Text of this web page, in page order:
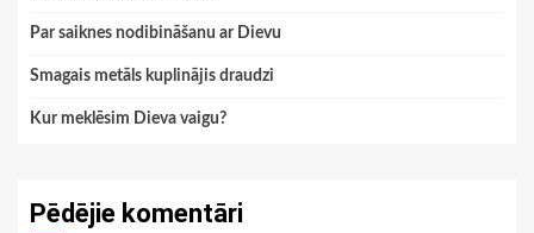
Par saiknes nodibināšanu ar Dievu
Smagais metāls kuplinājis draudzi
Kur meklēsim Dieva vaigu?
Pēdējie komentāri